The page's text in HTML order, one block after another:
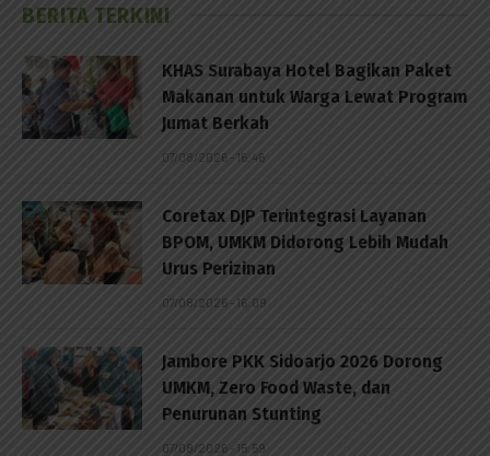
BERITA TERKINI
KHAS Surabaya Hotel Bagikan Paket
Makanan untuk Warga Lewat Program
Jumat Berkah
07/08/2026 - 16:46
Coretax DJP Terintegrasi Layanan
BPOM, UMKM Didorong Lebih Mudah
Urus Perizinan
07/08/2026 - 16:09
Jambore PKK Sidoarjo 2026 Dorong
UMKM, Zero Food Waste, dan
Penurunan Stunting
07/08/2026 - 15:59